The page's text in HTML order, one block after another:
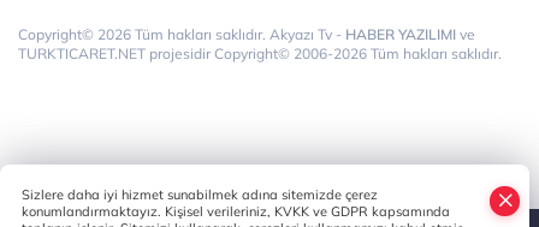
Copyright© 2026 Tüm hakları saklıdır. Akyazı Tv - HABER YAZILIMI ve
TURKTICARET.NET projesidir Copyright© 2006-2026 Tüm hakları saklıdır.
Sizlere daha iyi hizmet sunabilmek adına sitemizde çerez
konumlandırmaktayız. Kişisel verileriniz, KVKK ve GDPR kapsamında